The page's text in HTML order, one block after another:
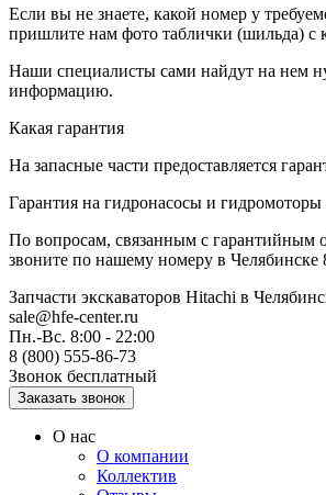
Если вы не знаете, какой номер у
пришлите нам фото таблички (шильда) с
Наши специалисты сами найдут на нем
информацию.
Какая гарантия
На запасные части предоставляется
Гарантия на гидронасосы и гидромоторы
По вопросам, связанным с гарантийным
звоните по нашему номеру в Челябинске
Запчасти экскаваторов Hitachi в
sale@hfe-center.ru
Пн.-Вс. 8:00 - 22:00
8 (800) 555-86-73
Звонок бесплатный
О нас
О компании
Коллектив